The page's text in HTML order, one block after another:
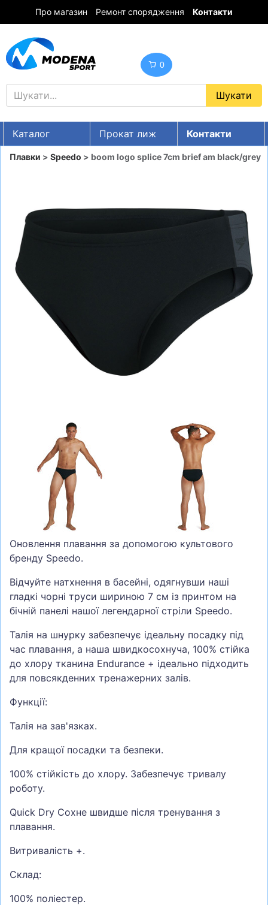
Про магазин Ремонт спорядження Контакти
0
Каталог Прокат лиж
Контакти
UA RU EN
СНОУБОРДИ
ОДЯГ
СУМКИ
ШОЛОМИ, ЗАХИСТ, ОКУЛЯРИ
БІГ, ФІТНЕС, М'ЯЧІ
ВЕЛОСИПЕДИ
Плавки > Speedo > boom logo splice 7cm brief am black/grey
Оновлення плавання за допомогою культового
бренду Speedo.
Відчуйте натхнення в басейні, одягнувши наші
гладкі чорні труси шириною 7 см із принтом на
бічній панелі нашої легендарної стріли Speedo.
Талія на шнурку забезпечує ідеальну посадку під
час плавання, а наша швидкосохнуча, 100% стійка
до хлору тканина Endurance + ідеально підходить
для повсякденних тренажерних залів.
Функції:
Талія на зав'язках.
Для кращої посадки та безпеки.
100% стійкість до хлору. Забезпечує тривалу
роботу.
Quick Dry Сохне швидше після тренування з
плавання.
Витривалість +.
Склад:
100% поліестер.